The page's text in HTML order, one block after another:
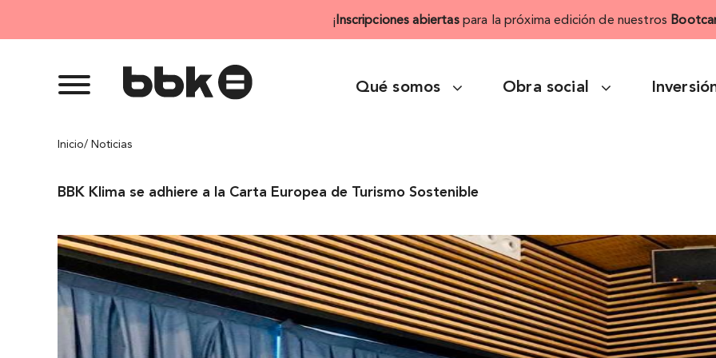
¡ Inscripciones abiertaspara la próxima edición de nuestros
Qué somos Obra social
Inicio/ Noticias
BBK Klima se adhiere a la Carta Europea de Turismo Sostenible